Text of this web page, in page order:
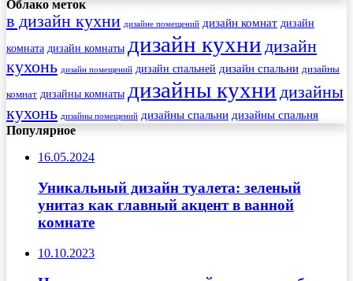
Облако меток
в дизайн кухни дизайне помещений дизайн комнат дизайн
комната дизайн комнаты дизайн кухни дизайн
кухонь дизайн помещений дизайн спальней дизайн спальни дизайны
комнат дизайны комнаты дизайны кухни дизайны
кухонь дизайны помещений дизайны спальни дизайны спальня
Популярное
16.05.2024
Уникальный дизайн туалета: зеленый
унитаз как главный акцент в ванной
комнате
10.10.2023